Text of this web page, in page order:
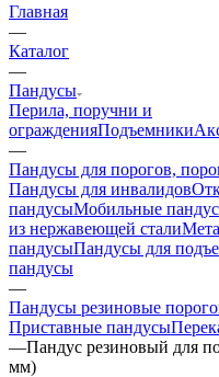
Главная
—
Каталог
—
Пандусы
Перила, поручни и
огражденияПодъемники
—
Пандусы для порогов,
Пандусы для инвалидов
пандусыМобильные
из нержавеющей стали
пандусыПандусы для
пандусы
—
Пандусы резиновые
Приставные пандусы
—Пандус резиновый для
мм)